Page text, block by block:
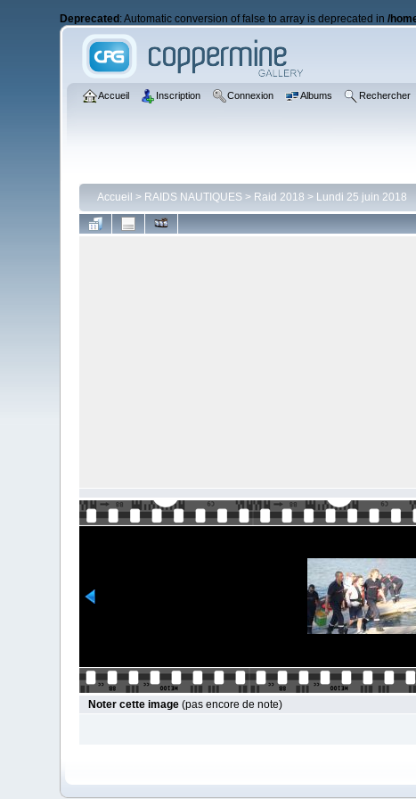
Deprecated : Automatic conversion of false to array is deprecated in/
Accueil Inscription Connexion Albums Rechercher
Accueil > RAIDS NAUTIQUES> Raid 2018 > Lundi 25 juin 2018
Noter cette image (pas encore de note)